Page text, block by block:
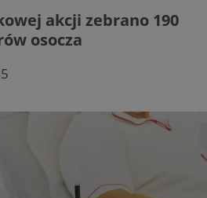
akcji zebrano 190
osocza